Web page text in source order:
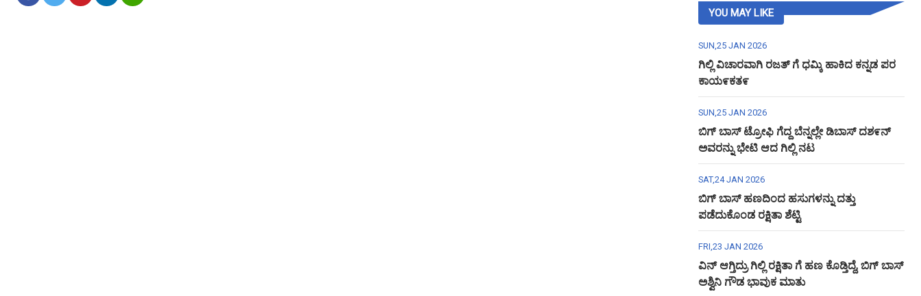
YOU MAY LIKE
SUN,25 JAN 2026
ಗಿಲ್ಲಿ ವಿಚಾರವಾಗಿ ರಜತ್ ಗೆ ಧಮ್ಕಿ ಹಾಕಿದ ಕನ್ನಡ ಪರ
ಕಾಯ೯ಕತ೯
SUN,25 JAN 2026
ಬಿಗ್ ಬಾಸ್ ಟ್ರೋಫಿ ಗೆದ್ದ ಬೆನ್ನಲ್ಲೇ ಡಿಬಾಸ್ ದಶ೯ನ್
ಅವರನ್ನು ಭೇಟಿ ಆದ ಗಿಲ್ಲಿ ನಟ
SAT,24 JAN 2026
ಬಿಗ್ ಬಾಸ್ ಹಣದಿಂದ ಹಸುಗಳನ್ನು ದತ್ತು
ಪಡೆದುಕೊಂಡ ರಕ್ಷಿತಾ ಶೆಟ್ಟಿ
FRI,23 JAN 2026
ವಿನ್ ಆಗ್ತಿದ್ರು ಗಿಲ್ಲಿ ರಕ್ಷಿತಾ ಗೆ ಹಣ ಕೊಡ್ತಿದ್ದೆ, ಬಿಗ್ ಬಾಸ್
ಅಶ್ವಿನಿ ಗೌಡ ಭಾವುಕ ಮಾತು